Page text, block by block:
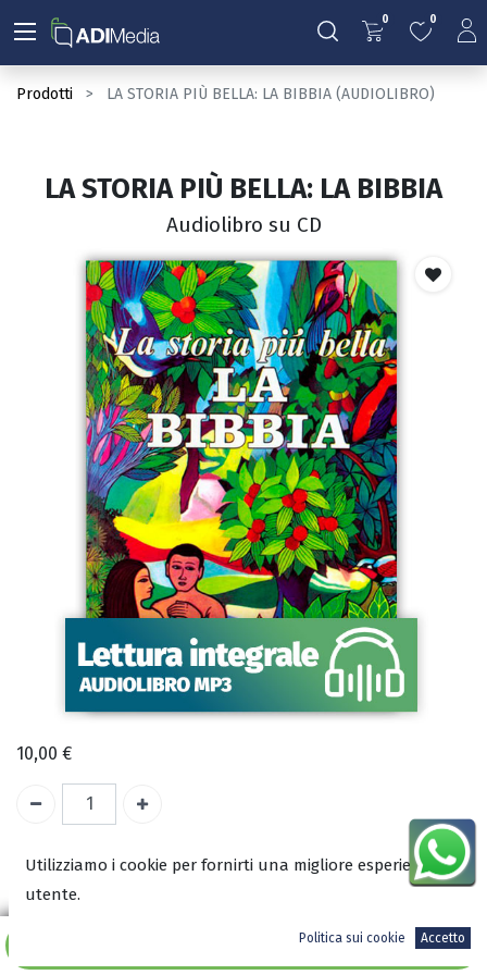
0 0
Prodotti LA STORIA PIÙ BELLA: LA BIBBIA (AUDIOLIBRO)
Aggiungi al carrello
LA STORIA PIÙ BELLA: LA BIBBIA
Audiolibro su CD
10,00 €
A magazzino
Autore:
Utilizziamo i cookie per fornirti una migliore esperienza
utente.
Politica sui cookie Accetto